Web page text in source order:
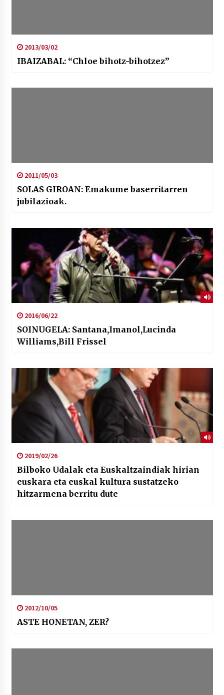
2013/03/02
IBAIZABAL: “Chloe bihotz-bihotzez”
2011/05/03
SOLAS GIROAN: Emakume baserritarren
jubilazioak.
2016/06/22
SOINUGELA: Santana,Imanol,Lucinda
Williams,Bill Frissel
2019/02/26
Bilboko Udalak eta Euskaltzaindiak hirian
euskara eta euskal kultura sustatzeko
hitzarmena berritu dute
2012/10/05
ASTE HONETAN, ZER?